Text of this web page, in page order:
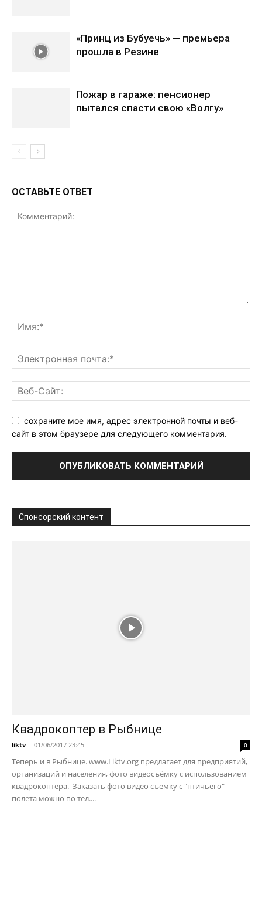
«Принц из Бубуечь» — премьера
прошла в Резине
Пожар в гараже: пенсионер
пытался спасти свою «Волгу»
ОСТАВЬТЕ ОТВЕТ
сохраните мое имя, адрес электронной почты и веб-
сайт в этом браузере для следующего комментария.
Спонсорский контент
Квадрокоптер в Рыбнице
liktv - 01/06/2017 23:45 0
Теперь и в Рыбнице. www.Liktv.org предлагает для предприятий,
организаций и населения, фото видеосъёмку с использованием
квадрокоптера. Заказать фото видео съёмку с "птичьего"
полета можно по тел....